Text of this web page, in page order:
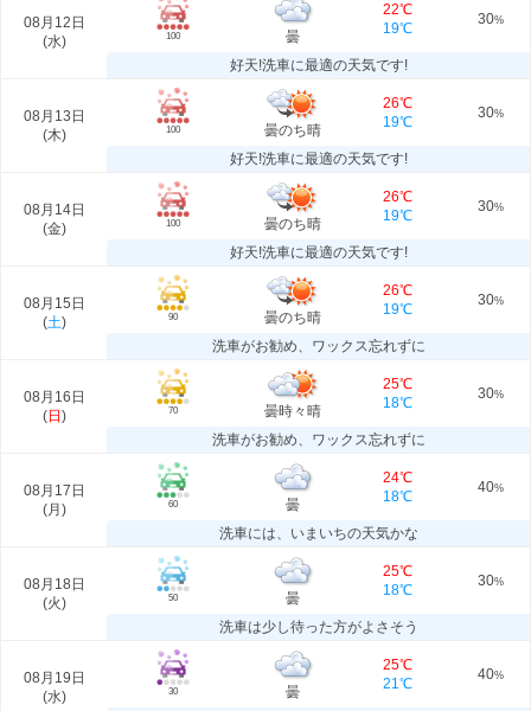
08月12日
(水) 100 曇
22℃
19℃
30%
好天!洗車に最適の天気です!
08月13日
(木) 100 曇のち晴
26℃
19℃
30%
好天!洗車に最適の天気です!
08月14日
(金) 100 曇のち晴
26℃
19℃
30%
好天!洗車に最適の天気です!
08月15日
(土) 90 曇のち晴
26℃
19℃
30%
洗車がお勧め、ワックス忘れずに
08月16日
(日 ) 70 曇時々晴
25℃
18℃
30%
洗車がお勧め、ワックス忘れずに
08月17日
(月 ) 60 曇
24℃
18℃
40%
洗車には、いまいちの天気かな
08月18日
(火) 50 曇
25℃
18℃
30%
洗車は少し待った方がよさそう
08月19日
(水) 30 曇
25℃
21℃
40%